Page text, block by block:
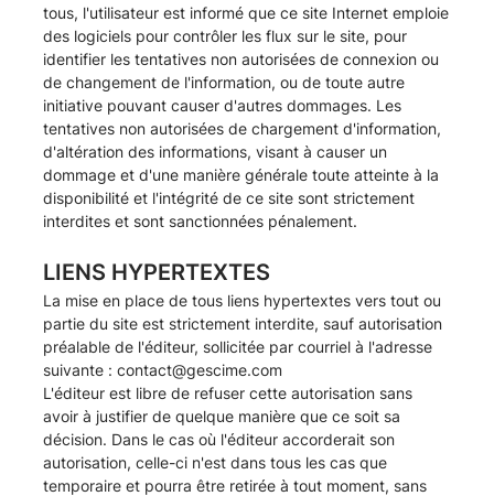
tous, l'utilisateur est informé que ce site Internet emploie
des logiciels pour contrôler les flux sur le site, pour
identifier les tentatives non autorisées de connexion ou
de changement de l'information, ou de toute autre
initiative pouvant causer d'autres dommages. Les
tentatives non autorisées de chargement d'information,
d'altération des informations, visant à causer un
dommage et d'une manière générale toute atteinte à la
disponibilité et l'intégrité de ce site sont strictement
interdites et sont sanctionnées pénalement.
LIENS HYPERTEXTES
La mise en place de tous liens hypertextes vers tout ou
partie du site est strictement interdite, sauf autorisation
préalable de l'éditeur, sollicitée par courriel à l'adresse
suivante : contact@gescime.com
L'éditeur est libre de refuser cette autorisation sans
avoir à justifier de quelque manière que ce soit sa
décision. Dans le cas où l'éditeur accorderait son
autorisation, celle-ci n'est dans tous les cas que
temporaire et pourra être retirée à tout moment, sans